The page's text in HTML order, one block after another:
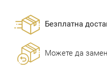
Безплатна
Можете да